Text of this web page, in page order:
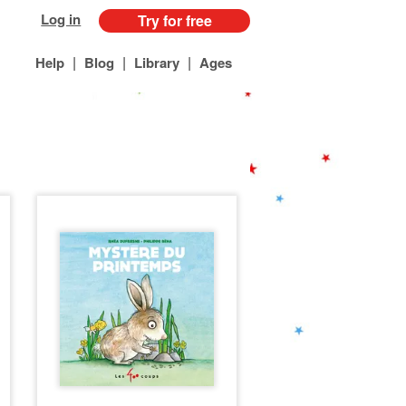
Log in Try for free
Help | Blog | Library | Ages